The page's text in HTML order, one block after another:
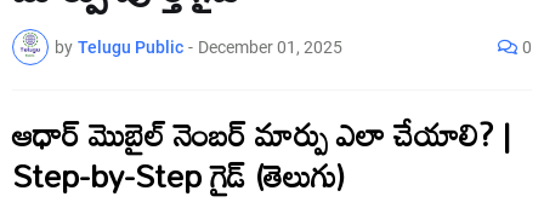
by Telugu Public - December 01, 2025 0
ఆధార్ మొబైల్ నెంబర్ మార్పు ఎలా చేయాలి? |
Step-by-Step గైడ్ (తెలుగు)